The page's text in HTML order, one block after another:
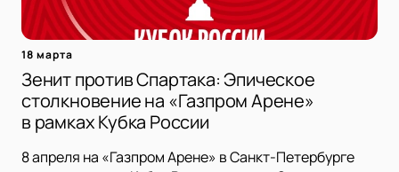
18 марта
Зенит против Спартака: Эпическое
столкновение на «Газпром Арене»
в рамках Кубка России
8 апреля на «Газпром Арене» в Санкт-Петербурге